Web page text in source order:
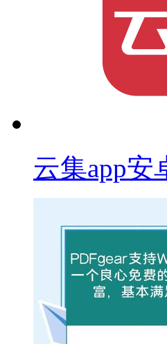
云集app安